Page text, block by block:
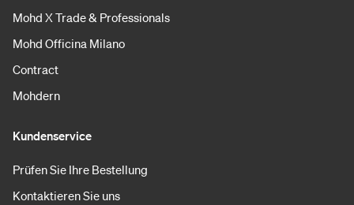
Mohd X Trade & Professionals
Mohd Officina Milano
Contract
Mohdern
Kundenservice
Prüfen Sie Ihre Bestellung
Kontaktieren Sie uns